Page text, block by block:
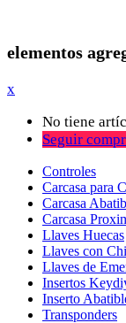
elementos
x
No tiene
Seguir
Controles
Carcasa para
Carcasa
Carcasa
Llaves Huecas
Llaves con
Llaves de
Insertos
Inserto
Transponders